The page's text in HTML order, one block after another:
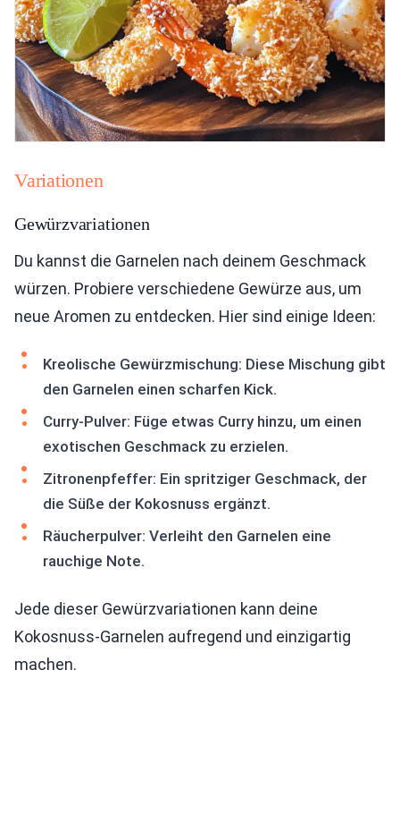
Variationen
Gewürzvariationen
Du kannst die Garnelen nach deinem Geschmack
würzen. Probiere verschiedene Gewürze aus, um
neue Aromen zu entdecken. Hier sind einige Ideen:
Kreolische Gewürzmischung: Diese Mischung gibt
den Garnelen einen scharfen Kick.
Curry-Pulver: Füge etwas Curry hinzu, um einen
exotischen Geschmack zu erzielen.
Zitronenpfeffer: Ein spritziger Geschmack, der
die Süße der Kokosnuss ergänzt.
Räucherpulver: Verleiht den Garnelen eine
rauchige Note.
Jede dieser Gewürzvariationen kann deine
Kokosnuss-Garnelen aufregend und einzigartig
machen.